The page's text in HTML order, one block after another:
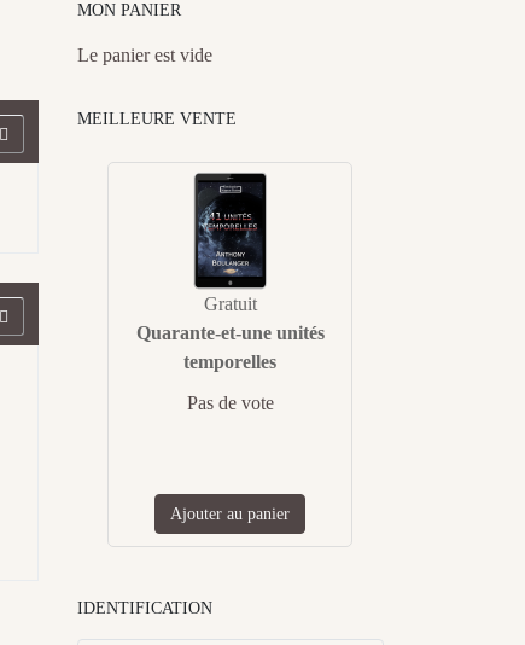
MON PANIER
Le panier est vide
MEILLEURE VENTE
Gratuit
Quarante-et-une unités
temporelles
Pas de vote
Ajouter au panier
IDENTIFICATION